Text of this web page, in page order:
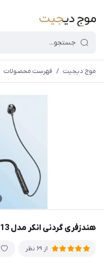
قیمت و
زمان
آماده
موج دیجیت / فهرست محصولات
هندزفری گردنی انکر مدل U2i _ A3213
از 69 نظر